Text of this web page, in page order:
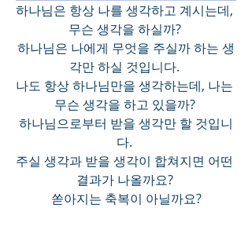
하나님은 항상 나를 생각하고 계시는데,
무슨 생각을 하실까?
하나님은 나에게 무엇을 주실까 하는 생
각만 하실 것입니다.
나도 항상 하나님만을 생각하는데, 나는
무슨 생각을 하고 있을까?
하나님으로부터 받을 생각만 할 것입니
다.
주실 생각과 받을 생각이 합쳐지면 어떤
결과가 나올까요?
쏟아지는 축복이 아닐까요?